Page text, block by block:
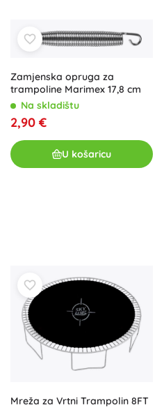
Zamjenska opruga za
trampoline Marimex 17,8 cm
Na skladištu
2,90 €
U košaricu
Mreža za Vrtni Trampolin 8FT